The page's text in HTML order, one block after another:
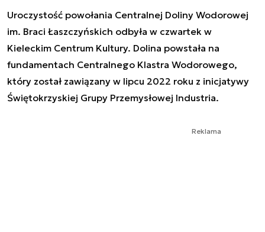
Uroczystość powołania Centralnej Doliny Wodorowej
im. Braci Łaszczyńskich odbyła w czwartek w
Kieleckim Centrum Kultury. Dolina powstała na
fundamentach Centralnego Klastra Wodorowego,
który został zawiązany w lipcu 2022 roku z inicjatywy
Świętokrzyskiej Grupy Przemysłowej Industria.
Reklama